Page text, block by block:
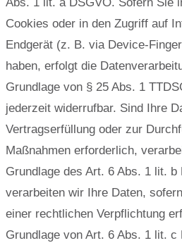
Cookies oder in den Zugriff auf
Endgerät (z. B. via Device-
haben, erfolgt die
Grundlage von § 25 Abs. 1
jederzeit widerrufbar. Sind Ihre
Vertragserfüllung oder zur
Maßnahmen erforderlich,
Grundlage des Art. 6 Abs. 1 lit.
verarbeiten wir Ihre Daten,
einer rechtlichen Verpflichtung
Grundlage von Art. 6 Abs. 1 lit. c